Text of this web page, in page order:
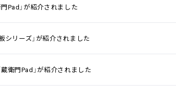
門Pad」が紹介されました
シリーズ」が紹介されました
蔵衛門Pad」が紹介されました